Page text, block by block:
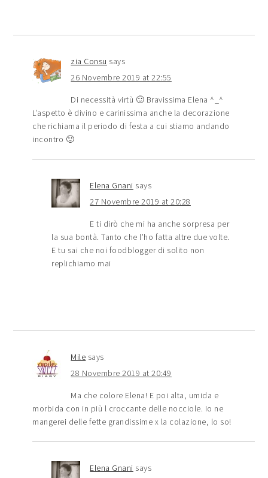
zia Consu says
26 Novembre 2019 at 22:55
Di necessità virtù 🙂 Bravissima Elena ^_^
L’aspetto è divino e carinissima anche la decorazione
che richiama il periodo di festa a cui stiamo andando
incontro 🙂
Elena Gnani says
27 Novembre 2019 at 20:28
E ti dirò che mi ha anche sorpresa per
la sua bontà. Tanto che l’ho fatta altre due volte.
E tu sai che noi foodblogger di solito non
replichiamo mai
Mile says
28 Novembre 2019 at 20:49
Ma che colore Elena! E poi alta, umida e
morbida con in più l croccante delle nocciole. Io ne
mangerei delle fette grandissime x la colazione, lo so!
Elena Gnani says